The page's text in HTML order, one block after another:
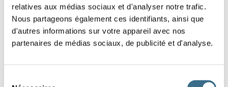
relatives aux médias sociaux et d'analyser notre trafic.
Nous partageons également ces identifiants, ainsi que
d'autres informations sur votre appareil avec nos
partenaires de médias sociaux, de publicité et d'analyse.
Question 2.
aller - Indicatif Passé antérieur